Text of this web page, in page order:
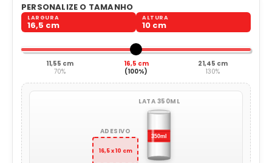
PERSONALIZE O TAMANHO
LARGURA
16,5 cm
ALTURA
10 cm
11,55 cm
70%
16,5 cm
(100%)
21,45 cm
130%
ADESIVO
16,5 x 10 cm
LATA 350ML